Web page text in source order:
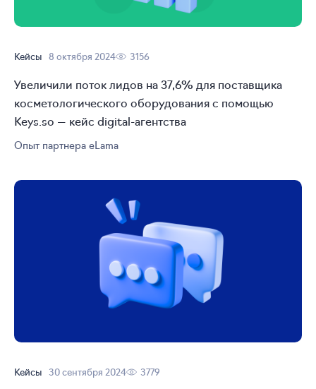
Кейсы 8 октября 2024 3156
Увеличили поток лидов на 37,6% для поставщика
косметологического оборудования с помощью
Keys.so — кейс digital-агентства
Опыт партнера eLama
Кейсы 30 сентября 2024 3779